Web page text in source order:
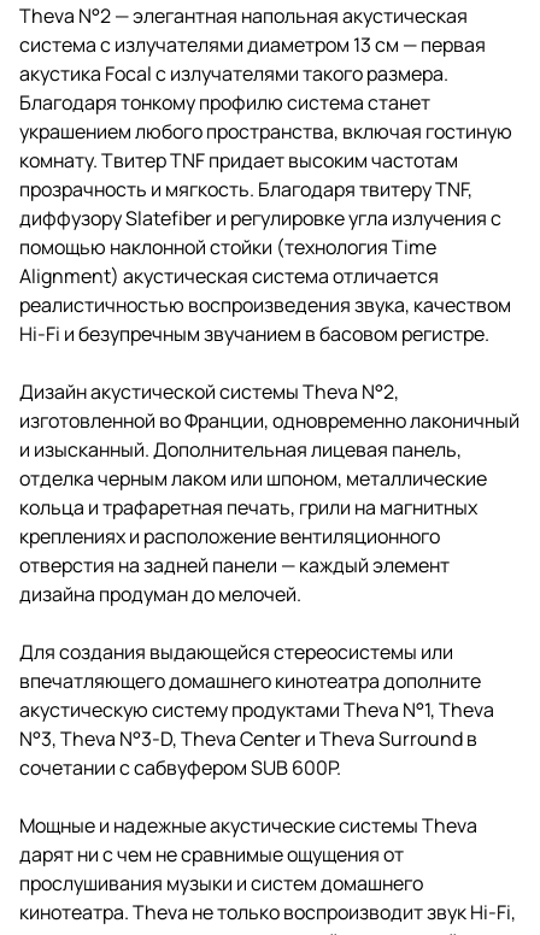
Theva N°2 — элегантная напольная акустическая
система с излучателями диаметром 13 см — первая
акустика Focal с излучателями такого размера.
Благодаря тонкому профилю система станет
украшением любого пространства, включая гостиную
комнату. Твитер TNF придает высоким частотам
прозрачность и мягкость. Благодаря твитеру TNF,
диффузору Slatefiber и регулировке угла излучения с
помощью наклонной стойки (технология Time
Alignment) акустическая система отличается
реалистичностью воспроизведения звука, качеством
Hi-Fi и безупречным звучанием в басовом регистре.
Дизайн акустической системы Theva N°2,
изготовленной во Франции, одновременно лаконичный
и изысканный. Дополнительная лицевая панель,
отделка черным лаком или шпоном, металлические
кольца и трафаретная печать, грили на магнитных
креплениях и расположение вентиляционного
отверстия на задней панели — каждый элемент
дизайна продуман до мелочей.
Для создания выдающейся стереосистемы или
впечатляющего домашнего кинотеатра дополните
акустическую систему продуктами Theva N°1, Theva
N°3, Theva N°3-D, Theva Center и Theva Surround в
сочетании с сабвуфером SUB 600P.
Мощные и надежные акустические системы Theva
дарят ни с чем не сравнимые ощущения от
прослушивания музыки и систем домашнего
кинотеатра. Theva не только воспроизводит звук Hi-Fi,